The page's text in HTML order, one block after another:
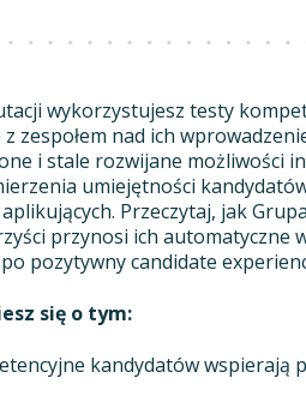
wykorzystujesz testy
zespołem nad ich
i stale rozwijane możliwości
umiejętności
Przeczytaj, jak
przynosi ich automatyczne
pozytywny candidate
się o tym:
kandydatów wspierają